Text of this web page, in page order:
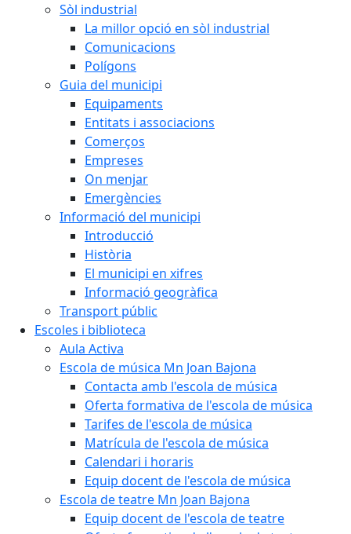
Sòl industrial
La millor opció en sòl industrial
Comunicacions
Polígons
Guia del municipi
Equipaments
Entitats i associacions
Comerços
Empreses
On menjar
Emergències
Informació del municipi
Introducció
Història
El municipi en xifres
Informació geogràfica
Transport públic
Escoles i biblioteca
Aula Activa
Escola de música Mn Joan Bajona
Contacta amb l'escola de música
Oferta formativa de l'escola de música
Tarifes de l'escola de música
Matrícula de l'escola de música
Calendari i horaris
Equip docent de l'escola de música
Escola de teatre Mn Joan Bajona
Equip docent de l'escola de teatre